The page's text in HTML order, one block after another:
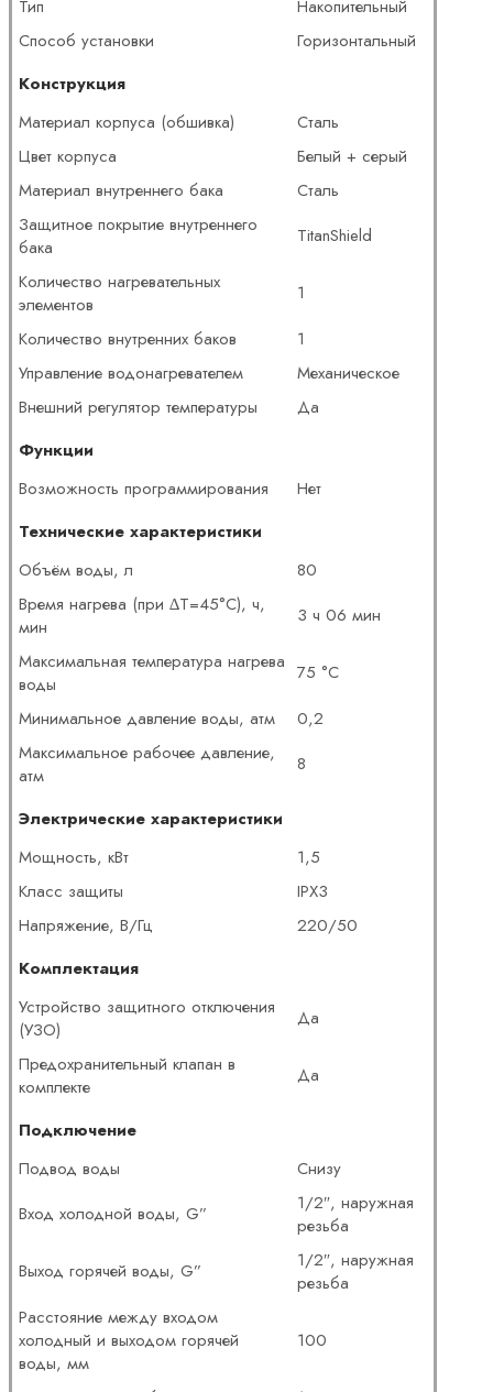
Тип
Накопительный
Способ установки
Горизонтальный
Конструкция
Материал корпуса (обшивка)
Сталь
Цвет корпуса
Белый + серый
Материал внутреннего бака
Сталь
Защитное покрытие внутреннего
бака
TitanShield
Количество нагревательных
элементов
1
Количество внутренних баков
1
Управление водонагревателем
Механическое
Внешний регулятор температуры
Да
Функции
Возможность программирования
Нет
Технические характеристики
Объём воды, л
80
Время нагрева (при ∆Т=45°C), ч,
мин
3 ч 06 мин
Максимальная температура нагрева
воды
75 °С
Минимальное давление воды, атм
0,2
Максимальное рабочее давление,
атм
8
Электрические характеристики
Мощность, кВт
1,5
Класс защиты
IPX3
Напряжение, В/Гц
220/50
Комплектация
Устройство защитного отключения
(УЗО)
Да
Предохранительный клапан в
комплекте
Да
Подключение
Подвод воды
Снизу
Вход холодной воды, G”
1/2″, наружная
резьба
Выход горячей воды, G”
1/2″, наружная
резьба
Расстояние между входом
холодный и выходом горячей
воды, мм
100